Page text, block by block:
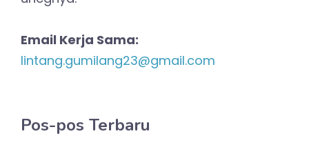
Email Kerja Sama:
lintang.gumilang23@gmail.com
Pos-pos Terbaru